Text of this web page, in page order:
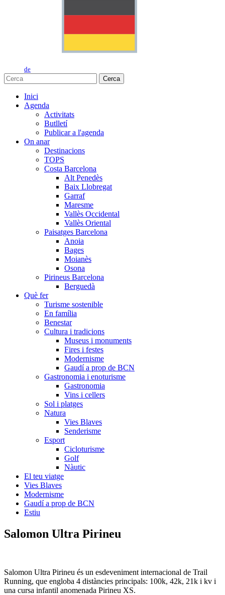
de
Cerca
Inici
Agenda
Activitats
Butlletí
Publicar a l'agenda
On anar
Destinacions
TOPS
Costa Barcelona
Alt Penedès
Baix Llobregat
Garraf
Maresme
Vallès Occidental
Vallès Oriental
Paisatges Barcelona
Anoia
Bages
Moianès
Osona
Pirineus Barcelona
Berguedà
Què fer
Turisme sostenible
En família
Benestar
Cultura i tradicions
Museus i monuments
Fires i festes
Modernisme
Gaudí a prop de BCN
Gastronomia i enoturisme
Gastronomia
Vins i cellers
Sol i platges
Natura
Vies Blaves
Senderisme
Esport
Cicloturisme
Golf
Nàutic
El teu viatge
Vies Blaves
Modernisme
Gaudí a prop de BCN
Estiu
Salomon Ultra Pirineu
Salomon Ultra Pirineu és un esdeveniment internacional de Trail
Running, que engloba 4 distàncies principals: 100k, 42k, 21k i kv i
una cursa infantil anomenada Pirineu XS.